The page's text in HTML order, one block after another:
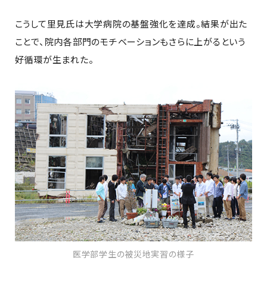
こうして里見氏は大学病院の基盤強化を達成。結果が出た
ことで、院内各部門のモチベーションもさらに上がるという
好循環が生まれた。
医学部学生の被災地実習の様子